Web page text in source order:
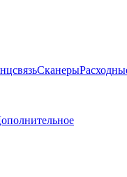
Сканеры